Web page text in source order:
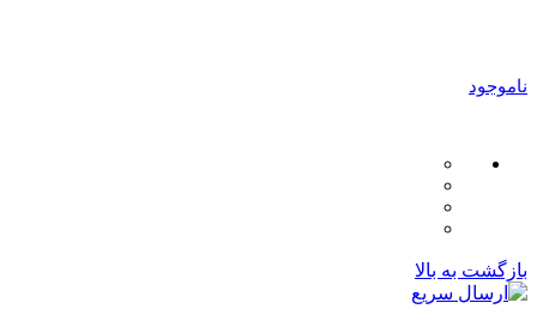
ناموجود
بازگشت به بالا